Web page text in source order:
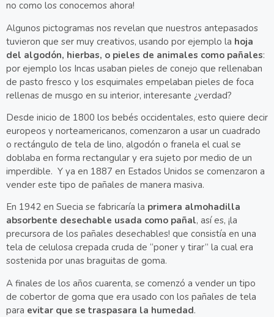
no como los conocemos ahora!
Algunos pictogramas nos revelan que nuestros antepasados
tuvieron que ser muy creativos, usando por ejemplo la hoja
del algodón, hierbas, o pieles de animales como pañales:
por ejemplo los Incas usaban pieles de conejo que rellenaban
de pasto fresco y los esquimales empelaban pieles de foca
rellenas de musgo en su interior, interesante ¿verdad?
Desde inicio de 1800 los bebés occidentales, esto quiere decir
europeos y norteamericanos, comenzaron a usar un cuadrado
o rectángulo de tela de lino, algodón o franela el cual se
doblaba en forma rectangular y era sujeto por medio de un
imperdible. Y ya en 1887 en Estados Unidos se comenzaron a
vender este tipo de pañales de manera masiva.
En 1942 en Suecia se fabricaría la primera almohadilla
absorbente desechable usada como pañal, así es, ¡la
precursora de los pañales desechables! que consistía en una
tela de celulosa crepada cruda de “poner y tirar” la cual era
sostenida por unas braguitas de goma.
A finales de los años cuarenta, se comenzó a vender un tipo
de cobertor de goma que era usado con los pañales de tela
para evitar que se traspasara la humedad.